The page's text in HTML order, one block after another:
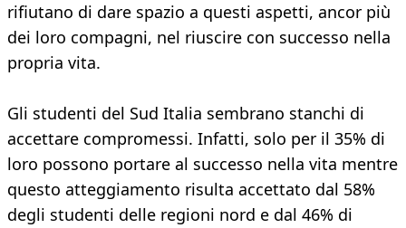
rifiutano di dare spazio a questi aspetti, ancor più
dei loro compagni, nel riuscire con successo nella
propria vita.
Gli studenti del Sud Italia sembrano stanchi di
accettare compromessi. Infatti, solo per il 35% di
loro possono portare al successo nella vita mentre
questo atteggiamento risulta accettato dal 58%
degli studenti delle regioni nord e dal 46% di